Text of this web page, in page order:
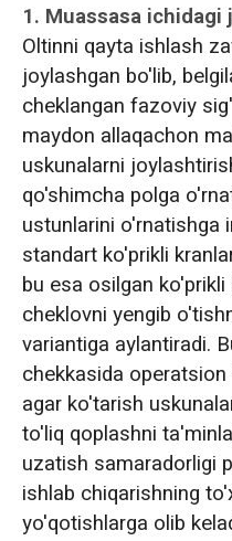
1. Muassasa
Oltinni qayta ishlash
joylashgan bo'lib,
cheklangan fazoviy
maydon allaqachon
uskunalarni
qo'shimcha polga
ustunlarini o'rnatishga
standart ko'prikli
bu esa osilgan
cheklovni yengib
variantiga aylantiradi.
chekkasida
agar ko'tarish
to'liq qoplashni
uzatish samaradorligi
ishlab chiqarishning
yo'qotishlarga olib